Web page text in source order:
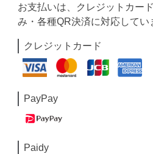
お支払いは、クレジットカー
み・各種QR決済に対応してい
クレジットカード
PayPay
Paidy